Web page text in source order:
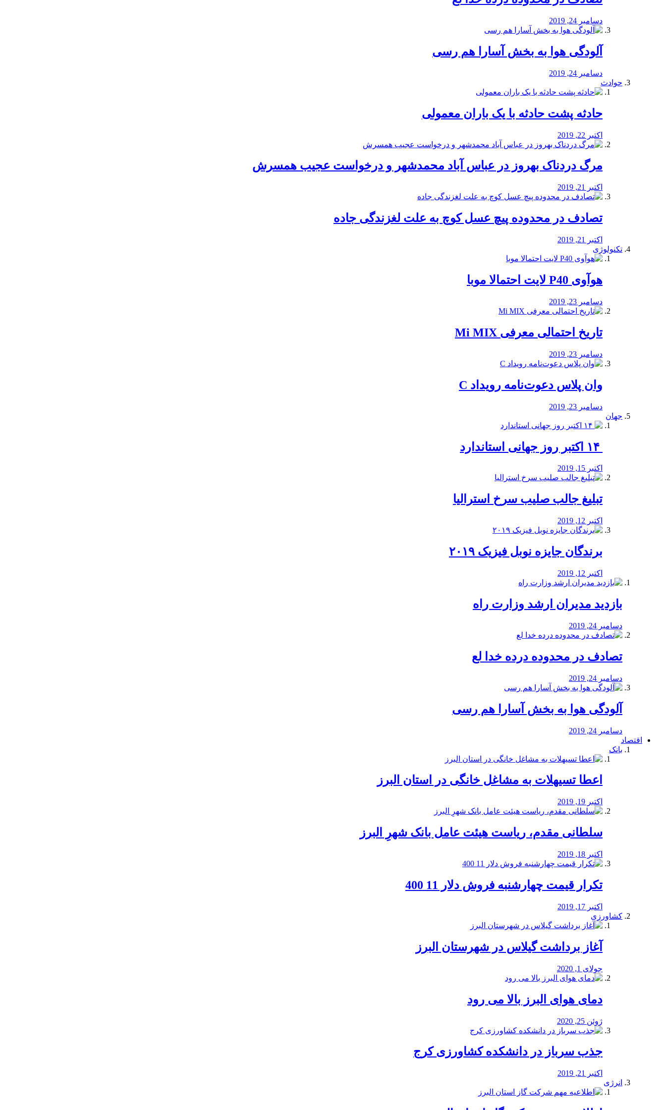
دسامبر 24, 2019
آلودگی هوا به بخش آسارا هم رسی
دسامبر 24, 2019
حوادث
️حادثه پشت حادثه با یک باران معمولی
اکتبر 22, 2019
مرگ دردناک بهروز در عباس آباد محمدشهر و درخواست عجیب همسرش
اکتبر 21, 2019
تصادف در محدوده پیچ عسل کوچ به علت لغزندگی جاده
اکتبر 21, 2019
تکنولوژی
هوآوی P40 لایت احتمالا موبا
دسامبر 23, 2019
تاریخ احتمالی معرفی Mi MIX
دسامبر 23, 2019
وان پلاس دعوت‌نامه رویداد C
دسامبر 23, 2019
جهان
اکتبر 15, 2019
تبلیغ جالب صلیب سرخ استرالیا
اکتبر 12, 2019
برندگان جایزه نوبل فیزیک ۲۰۱۹
اکتبر 12, 2019
بازدید مدیران ارشد وزارت راه
دسامبر 24, 2019
تصادف در محدوده درده خدا لع
دسامبر 24, 2019
آلودگی هوا به بخش آسارا هم رسی
دسامبر 24, 2019
اقتصاد
بانک
️اعطا تسیهلات به مشاغل خانگی در استان البرز
اکتبر 19, 2019
سلطانی مقدم، ریاست هیئت عامل بانک شهرِ البرز
اکتبر 18, 2019
تکرار قیمت چهارشنبه فروش دلار 11 400
اکتبر 17, 2019
کشاورزی
آغاز برداشت گیلاس در شهرستان البرز
جولای 1, 2020
دمای هوای البرز بالا می رود
ژوئن 25, 2020
جذب سرباز در دانشکده کشاورزی کرج
اکتبر 21, 2019
انرژی